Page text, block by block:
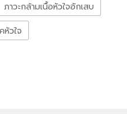
ภาวะกล้ามเนื้อหัวใจอักเสบ
หัวใจ